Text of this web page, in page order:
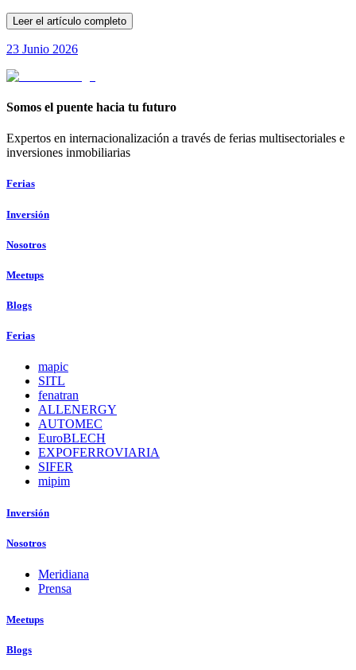
Leer el artículo completo
23 Junio 2026
Somos el puente hacia tu futuro
Expertos en internacionalización a través de ferias multisectoriales e
inversiones inmobiliarias
Ferias
Inversión
Nosotros
Meetups
Blogs
Ferias
mapic
SITL
fenatran
ALLENERGY
AUTOMEC
EuroBLECH
EXPOFERROVIARIA
SIFER
mipim
Inversión
Nosotros
Meridiana
Prensa
Meetups
Blogs